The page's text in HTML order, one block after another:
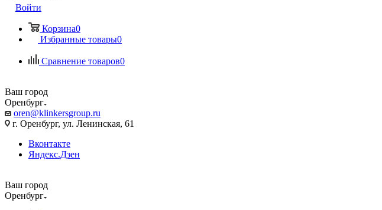
Войти
Корзина0
Избранные товары0
Сравнение товаров0
Ваш город
Оренбург
oren@klinkersgroup.ru
г. Оренбург, ул. Ленинская, 61
Вконтакте
Яндекс.Дзен
Ваш город
Оренбург